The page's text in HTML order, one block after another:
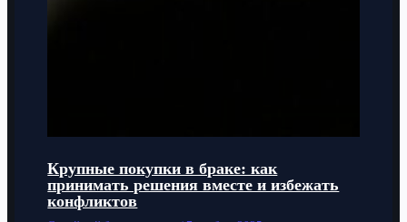
Крупные покупки в браке: как
принимать решения вместе и избежать
конфликтов